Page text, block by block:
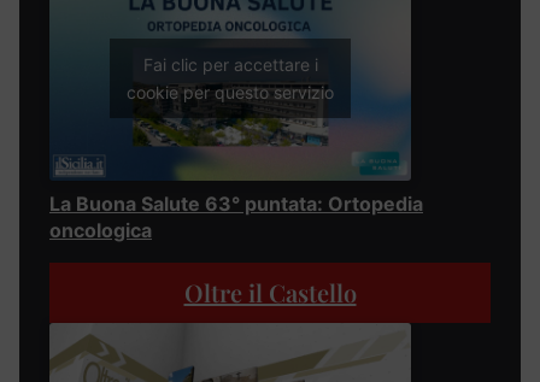
Fai clic per accettare i
cookie per questo servizio
La Buona Salute 63° puntata: Ortopedia
oncologica
Oltre il Castello